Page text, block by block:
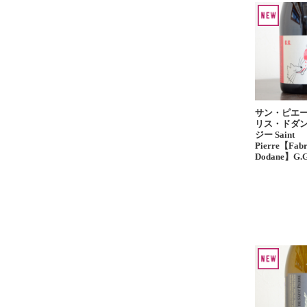
サン・ピエ
リス・ドダ
ジー Saint
Pierre【
Dodane】